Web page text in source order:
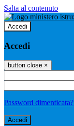
Salta al contenuto
Accedi
Accedi
button close ×
Password dimenticata?